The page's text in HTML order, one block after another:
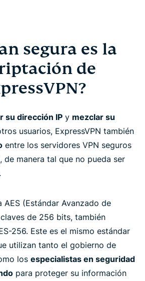
en todos sus dispositivos
de cómo usar una VPN
la mejor VPN encriptada?
segura es la
de
su dirección IP y mezclar su
usuarios, ExpressVPN también
entre los servidores VPN seguros
de manera tal que no pueda ser
AES (Estándar Avanzado de
de 256 bits, también
256. Este es el mismo estándar
utilizan tanto el gobierno de
los especialistas en seguridad
para proteger su información